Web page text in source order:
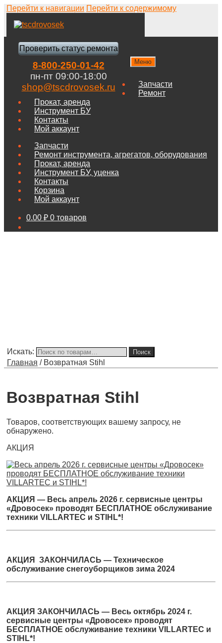
Перейти к навигации Перейти к содержимому
Проверить статус ремонта
8-800-250-01-42
пн-пт 09:00-18:00
shop@tscdrovosek.ru
Меню
Запчасти
Ремонт
Прокат, аренда
Инструмент БУ
Контакты
Мой аккаунт
Запчасти
Ремонт инструмента, агрегатов, оборудования
Прокат, аренда
Инструмент БУ, уценка
Контакты
Корзина
Мой аккаунт
0.00 ₽ 0 товаров
Искать: Поиск
Главная / Возвратная Stihl
Возвратная Stihl
Товаров, соответствующих вашему запросу, не
обнаружено.
АКЦИЯ
АКЦИЯ — Весь апрель 2026 г. сервисные центры
«Дровосек» проводят БЕСПЛАТНОЕ обслуживание
техники VILLARTEC и STIHL*!
АКЦИЯ ЗАКОНЧИЛАСЬ — Техническое
обслуживание снегоуборщиков зима 2024
АКЦИЯ ЗАКОНЧИЛАСЬ — Весь октябрь 2024 г.
сервисные центры «Дровосек» проводят
БЕСПЛАТНОЕ обслуживание техники VILLARTEC и
STIHL*!